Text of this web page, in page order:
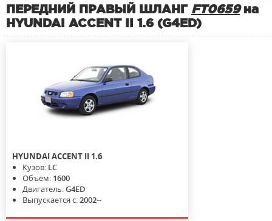
ПЕРЕДНИЙ ПРАВЫЙ ШЛАНГ FT0659на
HYUNDAI ACCENT II 1.6 (G4ED)
HYUNDAIACCENT II 1.6
Кузов: LC
Объем: 1600
Двигатель:G4ED
Выпускается с:2002--